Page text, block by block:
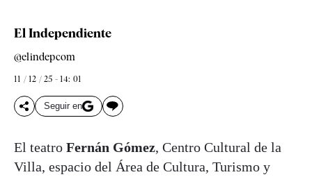
El Independiente
@elindepcom
11 / 12 / 25 - 14: 01
Seguir en
El teatro Fernán Gómez, Centro Cultural de la
Villa, espacio del Área de Cultura, Turismo y